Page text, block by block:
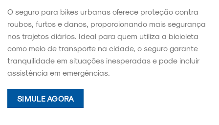
O seguro para bikes urbanas oferece proteção contra
roubos, furtos e danos, proporcionando mais segurança
nos trajetos diários. Ideal para quem utiliza a bicicleta
como meio de transporte na cidade, o seguro garante
tranquilidade em situações inesperadas e pode incluir
assistência em emergências.
SIMULE AGORA